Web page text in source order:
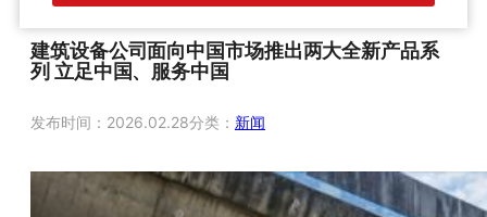
建筑设备公司面向中国市场推出两大全新产品系
列 立足中国、服务中国
发布时间： 2026.02.28分类： 新闻